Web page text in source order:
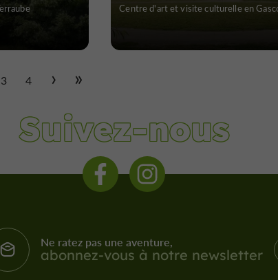
Centre d'art et visite culturelle en
3 4
Suivez-nous
Ne ratez pas une aventure,
abonnez-vous à notre newsletter